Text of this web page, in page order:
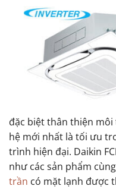
đặc biệt thân thiện
hệ mới nhất là tối ưu
trình hiện đại. Daikin
như các sản phẩm
trần có mặt lạnh được